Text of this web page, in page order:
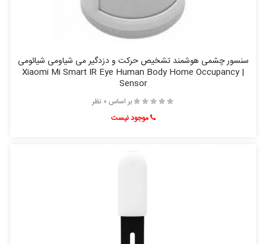
سنسور چشمی هوشمند تشخیص حرکت و دزدگیر می شیاومی شیائومی
| Xiaomi Mi Smart IR Eye Human Body Home Occupancy
Sensor
بر اساس 0 نظر
موجود نیست